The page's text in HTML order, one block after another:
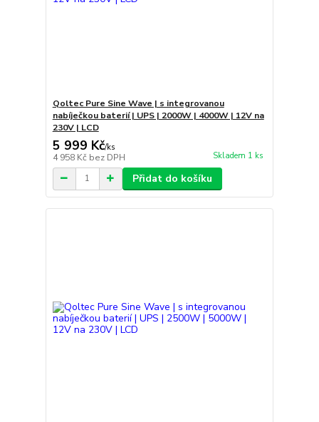
Qoltec Pure Sine Wave | s integrovanou
nabíječkou baterií | UPS | 2000W | 4000W | 12V na
230V | LCD
5 999 Kč/ks
4 958 Kč bez DPH Skladem 1 ks
Přidat do košíku